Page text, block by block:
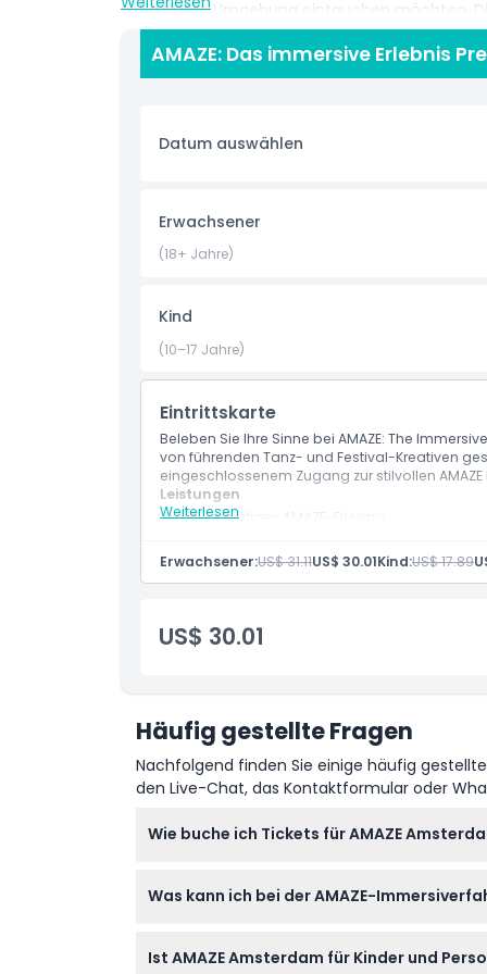
völlig in Ihre Umgebung eintauchen möchten.​
Industrie-Nachtclub im Westhaven-Viertel
beiträgt. AMAZE wurde von ID&T geschaffen,
wie Sensation und Tomorrowland, sodass die
für moderne Medienkunst, Bühneneffekte und
Freunden, einem Partner oder allein besuchen,
sehr von einem typischen Museum oder
Highlights
Dinge, die Sie wissen sollten
AMAZE: Das immersive Erlebnis
Datum auswählen
Erwachsener
(18+ Jahre)
Kind
(10–17 Jahre)
Eintrittskarte
Beleben Sie Ihre Sinne bei AMAZE: The
von führenden Tanz- und Festival-Kreativen
eingeschlossenem Zugang zur stilvollen AMAZE
Weiterlesen
Leistungen
75-minütiges AMAZE-Erlebnis
Zugang zur AMAZE Lounge
Nutzung von Schließfächern
Erwachsener:US$ 31.11US$ 30.01Kind:US$ 17.89
US$ 30.01
Häufig gestellte Fragen
Nachfolgend finden Sie einige häufig
den Live-Chat, das Kontaktformular oder
Wie buche ich Tickets für AMAZE
Ihr bevorzugtes Datum und die Uhrzeit, um
Was kann ich bei der AMAZE-
ausgelegt sind, ein festivalähnliches
Ist AMAZE Amsterdam für Kinder und